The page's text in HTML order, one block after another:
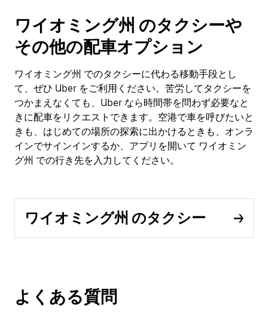
ワイオミング州 のタクシーや
その他の配車オプション
ワイオミング州 でのタクシーに代わる移動手段とし
て、ぜひ Uber をご利用ください。苦労してタクシーを
つかまえなくても、Uber なら時間帯を問わず必要なと
きに配車をリクエストできます。空港で車を呼びたいと
きも、はじめての場所の探索に出かけるときも、オンラ
インでサインインするか、アプリを開いて ワイオミン
グ州 での行き先を入力してください。
ワイオミング州 のタクシー
よくある質問